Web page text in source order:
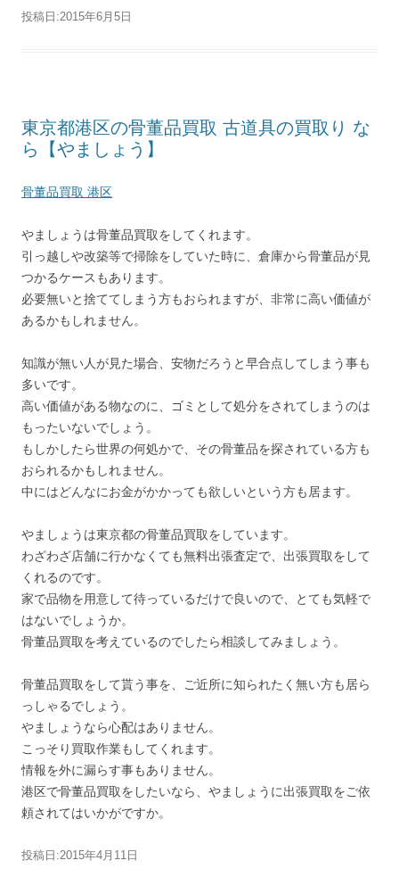
投稿日:2015年6月5日
東京都港区の骨董品買取 古道具の買取り な
ら【やましょう】
骨董品買取 港区
やましょうは骨董品買取をしてくれます。
引っ越しや改築等で掃除をしていた時に、倉庫から骨董品が見
つかるケースもあります。
必要無いと捨ててしまう方もおられますが、非常に高い価値が
あるかもしれません。
知識が無い人が見た場合、安物だろうと早合点してしまう事も
多いです。
高い価値がある物なのに、ゴミとして処分をされてしまうのは
もったいないでしょう。
もしかしたら世界の何処かで、その骨董品を探されている方も
おられるかもしれません。
中にはどんなにお金がかかっても欲しいという方も居ます。
やましょうは東京都の骨董品買取をしています。
わざわざ店舗に行かなくても無料出張査定で、出張買取をして
くれるのです。
家で品物を用意して待っているだけで良いので、とても気軽で
はないでしょうか。
骨董品買取を考えているのでしたら相談してみましょう。
骨董品買取をして貰う事を、ご近所に知られたく無い方も居ら
っしゃるでしょう。
やましょうなら心配はありません。
こっそり買取作業もしてくれます。
情報を外に漏らす事もありません。
港区で骨董品買取をしたいなら、やましょうに出張買取をご依
頼されてはいかがですか。
投稿日:2015年4月11日